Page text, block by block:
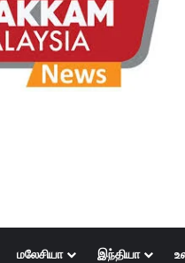
மலேசியா இந்தியா